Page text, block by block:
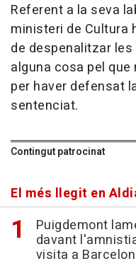
Referent a la seva
ministeri de Cultura
de despenalitzar les
alguna cosa pel
per haver defensat
sentenciat.
Contingut patrocinat
El més llegit en
Puigdemont
davant
visita a